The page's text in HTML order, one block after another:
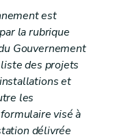
est
la rubrique
Gouvernement
des projets
et
les
visé à
délivrée